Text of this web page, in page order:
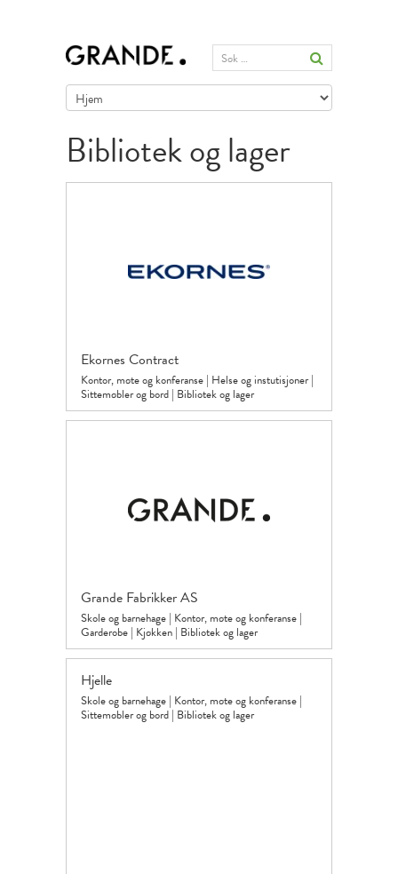
Bibliotek og lager
Ekornes Contract
Kontor, møte og konferanse | Helse og instutisjoner|
Sittemøbler og bord | Bibliotek og lager
Grande Fabrikker AS
Skole og barnehage | Kontor, møte og konferanse |
Garderobe | Kjøkken | Bibliotek og lager
Hjelle
Skole og barnehage | Kontor, møte og konferanse |
Sittemøbler og bord | Bibliotek og lager